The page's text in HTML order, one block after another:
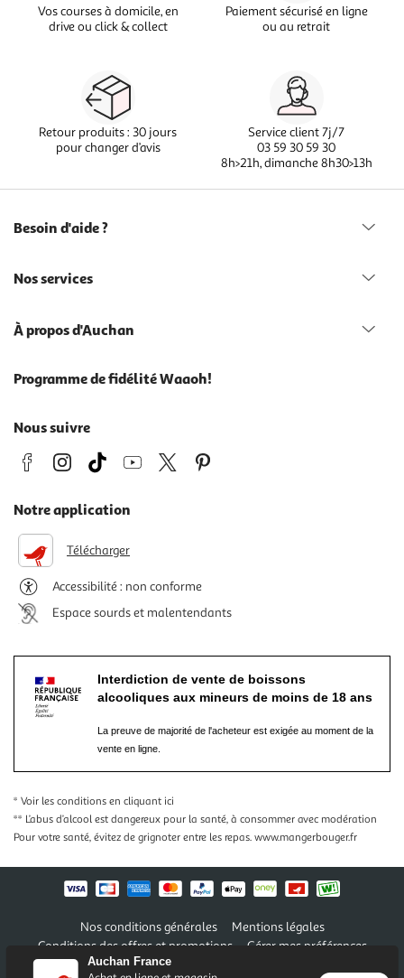
Auchan France
Vos courses à domicile, en
drive ou click & collect
Paiement sécurisé en ligne
ou au retrait
Retour produits : 30 jours
pour changer d’avis
Service client 7j/7
03 59 30 59 30
8h>21h, dimanche 8h30>13h
Besoin d'aide ?
Nos services
À propos d'Auchan
Programme de fidélité Waaoh!
Nous suivre
Notre application
Télécharger
Accessibilité : non conforme
Espace sourds et malentendants
Interdiction de vente de boissons
alcooliques aux mineurs de moins de 18 ans
La preuve de majorité de l'acheteur est exigée au moment de la
vente en ligne.
* Voir les conditions en cliquant ici
** L’abus d’alcool est dangereux pour la santé, à consommer avec modération
Pour votre santé, évitez de grignoter entre les repas. www.mangerbouger.fr
Nos conditions générales
Mentions légales
Conditions des offres et promotions
Gérer mes préférences
Politique de confidentialité